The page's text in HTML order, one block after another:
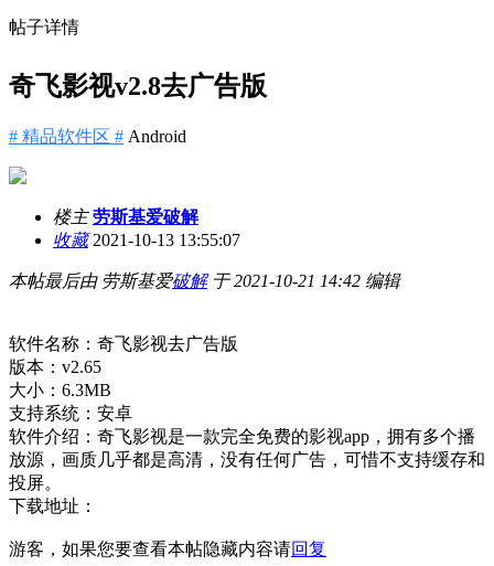
帖子详情
奇飞影视v2.8去广告版
# 精品软件区 # Android
楼主 劳斯基爱破解
收藏2021-10-13 13:55:07
本帖最后由 劳斯基爱破解于 2021-10-21 14:42 编辑
软件名称：奇飞影视去广告版
版本：v2.65
大小：6.3MB
支持系统：安卓
软件介绍：奇飞影视是一款完全免费的影视app，拥有多个播
放源，画质几乎都是高清，没有任何广告，可惜不支持缓存和
投屏。
下载地址：
游客，如果您要查看本帖隐藏内容请回复